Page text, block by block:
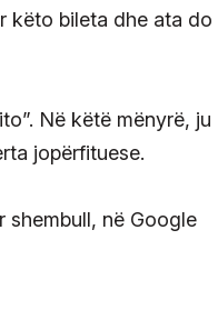
këto bileta dhe ata do
Në këtë mënyrë, ju
jopërfituese.
shembull, në Google